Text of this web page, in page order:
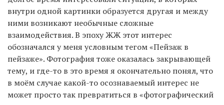
внутри одной картинки образуется другая и между
ними возникают необычные сложные
взаимодействия. В эпоху ЖЖ этот интерес
обозначался у меня условным тегом «Пейзаж в
пейзаже». Фотография тоже оказалась закрывающей
тему, и где-то в это время я окончательно понял, что
в моём случае какой-то осознаваемый интерес не
может просто так превратиться в «фотографический